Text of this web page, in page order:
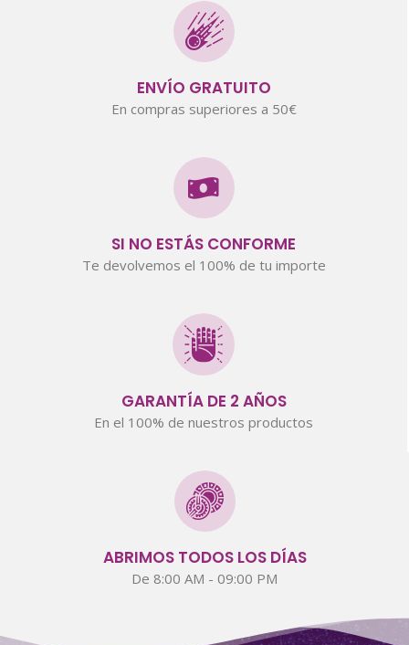
ENVÍO GRATUITO
En compras superiores a 50€
SI NO ESTÁS CONFORME
Te devolvemos el 100% de tu importe
GARANTÍA DE 2 AÑOS
En el 100% de nuestros productos
ABRIMOS TODOS LOS DÍAS
De 8:00 AM - 09:00 PM